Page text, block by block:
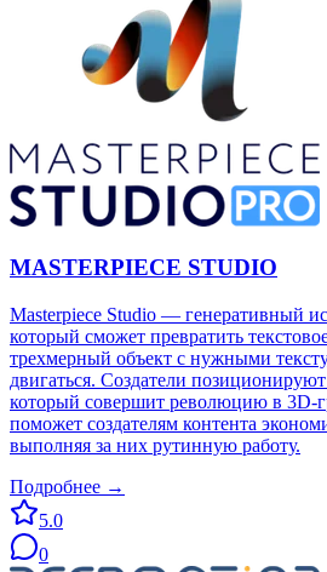
MASTERPIECE STUDIO
Masterpiece Studio — генеративный
который сможет превратить
трехмерный объект с нужными
двигаться. Создатели
который совершит революцию в 3D-
поможет создателям контента
выполняя за них рутинную работу.
Подробнее →
5.0
0